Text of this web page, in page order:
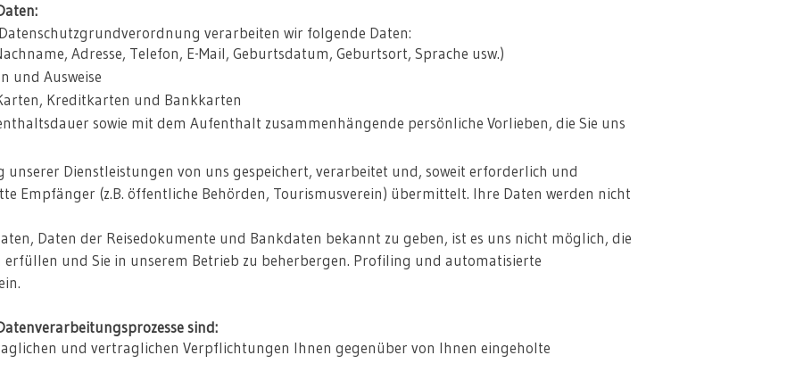
verarbeiten wir folgende Daten:
Adresse, Telefon, E-Mail, Geburtsdatum, Geburtsort, Sprache usw.)
und Ausweise
Kreditkarten und Bankkarten
sowie mit dem Aufenthalt zusammenhängende persönliche Vorlieben, die Sie uns
unserer Dienstleistungen von uns gespeichert, verarbeitet und, soweit erforderlich und
Empfänger (z.B. öffentliche Behörden, Tourismusverein) übermittelt. Ihre Daten werden nicht
Daten der Reisedokumente und Bankdaten bekannt zu geben, ist es uns nicht möglich, die
und Sie in unserem Betrieb zu beherbergen. Profiling und automatisierte
sind:
und vertraglichen Verpflichtungen Ihnen gegenüber von Ihnen eingeholte